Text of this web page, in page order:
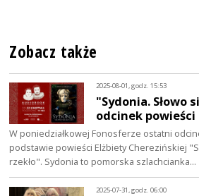
Zobacz także
2025-08-01, godz. 15:53
"Sydonia. Słowo
odcinek powieści
W poniedziałkowej Fonosferze ostatni
podstawie powieści Elżbiety Cherezińskiej
rzekło". Sydonia to pomorska szlachcianka…
2025-07-31, godz. 06:00